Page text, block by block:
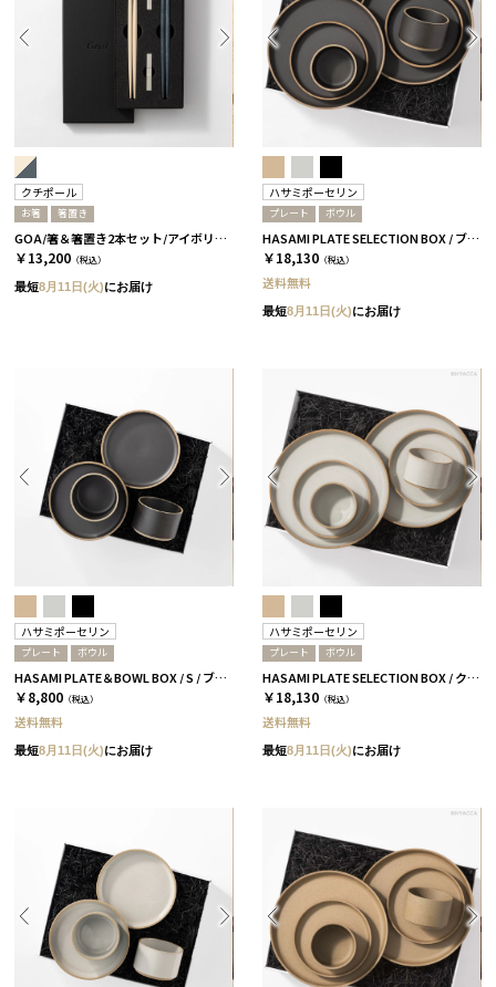
クチポール
お箸 箸置き
GOA/箸＆箸置き2本セット/アイボリーシルバー＆ブルーシルバー［クチポール］
￥13,200 （税込）
最短8月11日(火)にお届け
ハサミポーセリン
プレート ボウル
HASAMI PLATE SELECTION BOX / ブラック［ハサミポーセリン］
￥18,130 （税込）
送料無料
最短8月11日(火)にお届け
ハサミポーセリン
プレート ボウル
HASAMI PLATE＆BOWL BOX / S / ブラック［ハサミポーセリン］
￥8,800 （税込）
送料無料
最短8月11日(火)にお届け
ハサミポーセリン
プレート ボウル
HASAMI PLATE SELECTION BOX / クリア［ハサミポーセリン］
￥18,130 （税込）
送料無料
最短8月11日(火)にお届け